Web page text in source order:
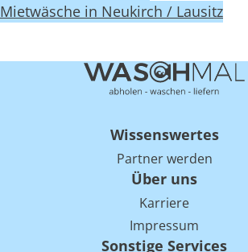
Mietwäsche in Neukirch / Lausitz
Wissenswertes
Partner werden
Über uns
Karriere
Impressum
Sonstige Services